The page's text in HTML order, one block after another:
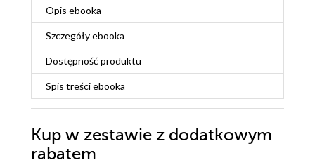
Opis ebooka
Szczegółyebooka
Dostępność produktu
Spis treściebooka
Kup w zestawie z dodatkowym
rabatem